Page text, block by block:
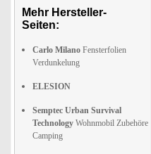
Mehr Hersteller-
Seiten:
Carlo Milano Fensterfolien
Verdunkelung
ELESION
Semptec Urban Survival
Technology Wohnmobil Zubehöre
Camping